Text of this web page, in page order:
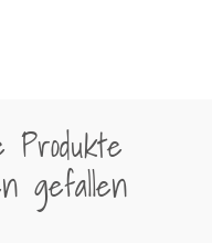
gefallen